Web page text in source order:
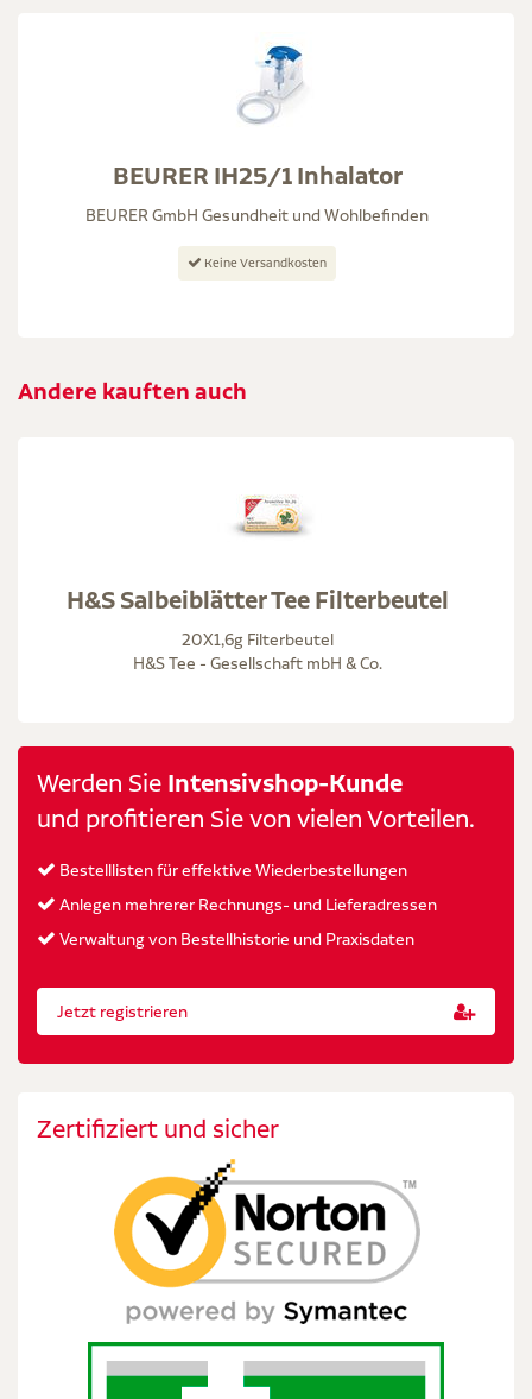
BEURER IH25/1 Inhalator
BEURER GmbH Gesundheit und Wohlbefinden
Keine Versandkosten
Andere kauften auch
H&S Salbeiblätter Tee Filterbeutel
20X1,6g Filterbeutel
H&S Tee - Gesellschaft mbH & Co.
Werden Sie Intensivshop-Kunde
und profitieren Sie von vielen Vorteilen.
Bestelllisten für effektive Wiederbestellungen
Anlegen mehrerer Rechnungs- und Lieferadressen
Verwaltung von Bestellhistorie und Praxisdaten
Jetzt registrieren
Zertifiziert und sicher